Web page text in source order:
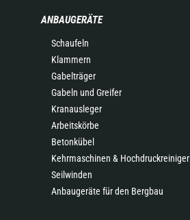
ANBAUGERÄTE
Schaufeln
Klammern
Gabelträger
Gabeln und Greifer
Kranausleger
Arbeitskörbe
Betonkübel
Kehrmaschinen & Hochdruckreiniger
Seilwinden
Anbaugeräte für den Bergbau